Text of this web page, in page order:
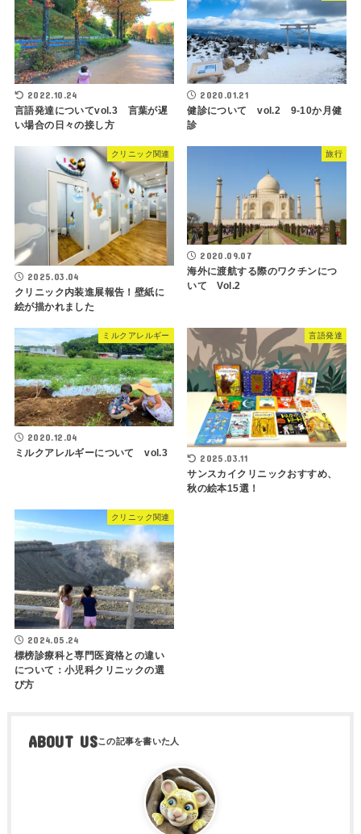
2022.10.24
言語発達についてvol.3 言葉が遅
い場合の日々の接し方
2020.01.21
健診について vol.2 9-10か月健
診
クリニック関連
2025.03.04
クリニック内装進展報告！壁紙に
絵が描かれました
旅行
2020.09.07
海外に渡航する際のワクチンにつ
いて Vol.2
ミルクアレルギー
2020.12.04
ミルクアレルギーについて vol.3
言語発達
2025.03.11
サンスカイクリニックおすすめ、
秋の絵本15選！
クリニック関連
2024.05.24
標榜診療科と専門医資格との違い
について：小児科クリニックの選
び方
ABOUT US